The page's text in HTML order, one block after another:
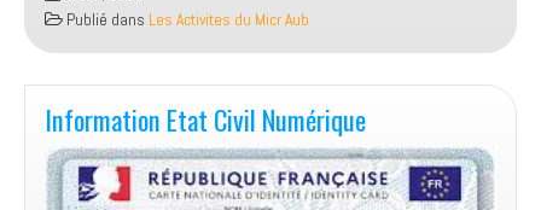
Paiement
par
Smartphone
Publié dans Les Activites du Micr Aub
Information Etat Civil Numérique